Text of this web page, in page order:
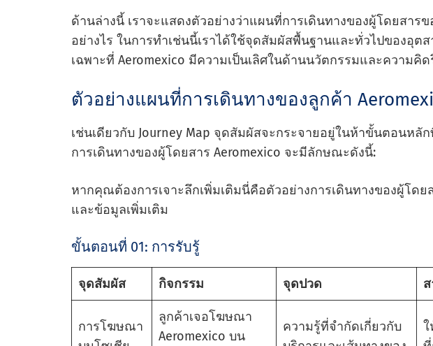
ด้านล่างนี้ เราจะแสดงตัวอย่างว่าแผนที่การเดินทางของผู้โดยสาร
อย่างไร ในการทําเช่นนี้เราได้ใช้จุดสัมผัสพื้นฐานและทั่วไปของอุต
เฉพาะที่ Aeromexico มีความเป็นเลิศในด้านนวัตกรรมและความคิด
ตัวอย่างแผนที่การเดินทางของลูกค้า
เช่นเดียวกับ Journey Map จุดสัมผัสจะกระจายอยู่ในห้าขั้นตอนห
การเดินทางของผู้โดยสาร Aeromexico จะมีลักษณะดังนี้:
หากคุณต้องการเจาะลึกเพิ่มเติมนี่คือตัวอย่างการเดินทางของผู้โ
และข้อมูลเพิ่มเติม
ขั้นตอนที่ 01: การรับรู้
จุดสัมผัส กิจกรรม จุดปวด
การโฆษณา
ลูกค้าเจอโฆษณา
Aeromexico บน
ความรู้ที่จํากัดเกี่ยวกับ